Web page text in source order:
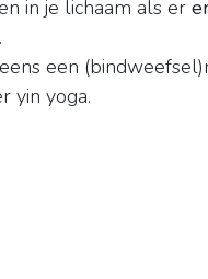
in je lichaam als er
een
yin yoga.